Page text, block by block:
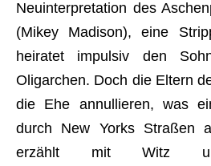
Neuinterpretation des
(Mikey Madison), eine
heiratet impulsiv den
Oligarchen. Doch die Eltern
die Ehe annullieren, was
durch New Yorks Straßen
erzählt mit Witz